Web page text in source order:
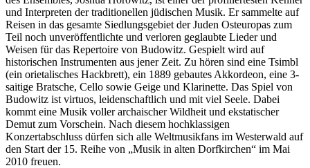
und Interpreten der traditionellen jüdischen Musik. Er sammelte auf
Reisen in das gesamte Siedlungsgebiet der Juden Osteuropas zum
Teil noch unveröffentlichte und verloren geglaubte Lieder und
Weisen für das Repertoire von Budowitz. Gespielt wird auf
historischen Instrumenten aus jener Zeit. Zu hören sind eine Tsimbl
(ein orietalisches Hackbrett), ein 1889 gebautes Akkordeon, eine 3-
saitige Bratsche, Cello sowie Geige und Klarinette. Das Spiel von
Budowitz ist virtuos, leidenschaftlich und mit viel Seele. Dabei
kommt eine Musik voller archaischer Wildheit und ekstatischer
Demut zum Vorschein. Nach diesem hochklassigen
Konzertabschluss dürfen sich alle Weltmusikfans im Westerwald auf
den Start der 15. Reihe von „Musik in alten Dorfkirchen“ im Mai
2010 freuen.